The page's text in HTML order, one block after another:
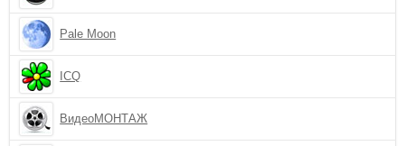
Pale Moon
ICQ
ВидеоМОНТАЖ